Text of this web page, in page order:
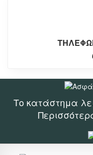
Το κατάστημα